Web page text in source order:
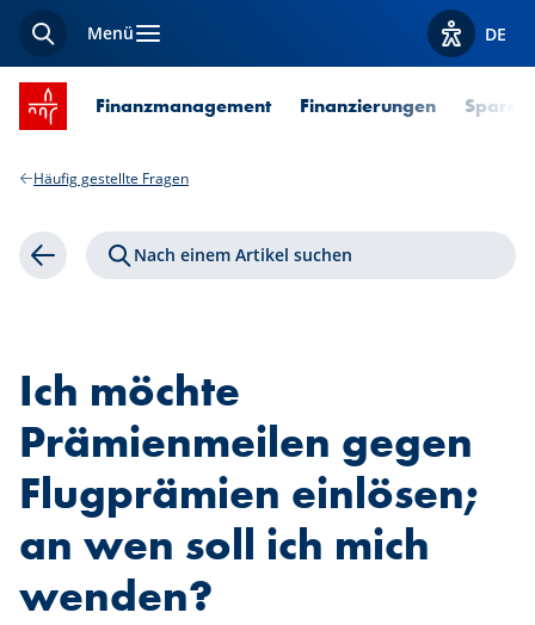
SucheMenü Optionen
DE
Startseite SPUERKEESS
Finanzmanagement Finanzierungen Sparen
Häufig gestellte Fragen
Zurück Nach einem Artikel suchen
Ich möchte
Prämienmeilen gegen
Flugprämien einlösen;
an wen soll ich mich
wenden?